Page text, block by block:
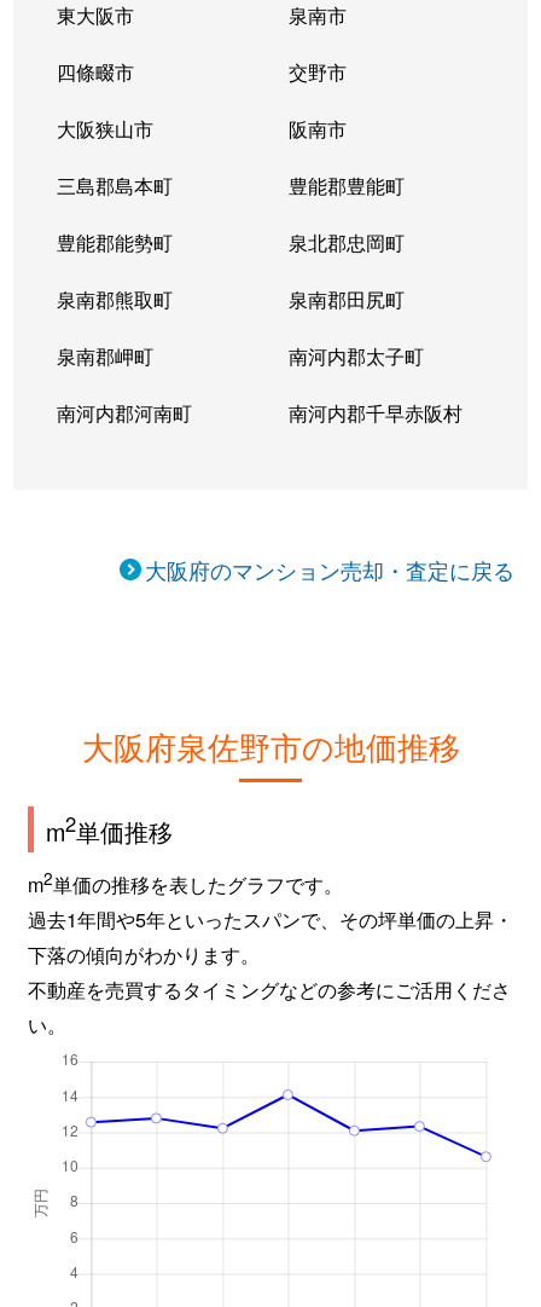
東大阪市 泉南市
四條畷市 交野市
大阪狭山市 阪南市
三島郡島本町 豊能郡豊能町
豊能郡能勢町 泉北郡忠岡町
泉南郡熊取町 泉南郡田尻町
泉南郡岬町 南河内郡太子町
南河内郡河南町 南河内郡千早赤阪村
大阪府のマンション売却・査定に戻る
大阪府泉佐野市の地価推移
m2単価推移
m2単価の推移を表したグラフです。
過去1年間や5年といったスパンで、その坪単価の上昇・
下落の傾向がわかります。
不動産を売買するタイミングなどの参考にご活用くださ
い。